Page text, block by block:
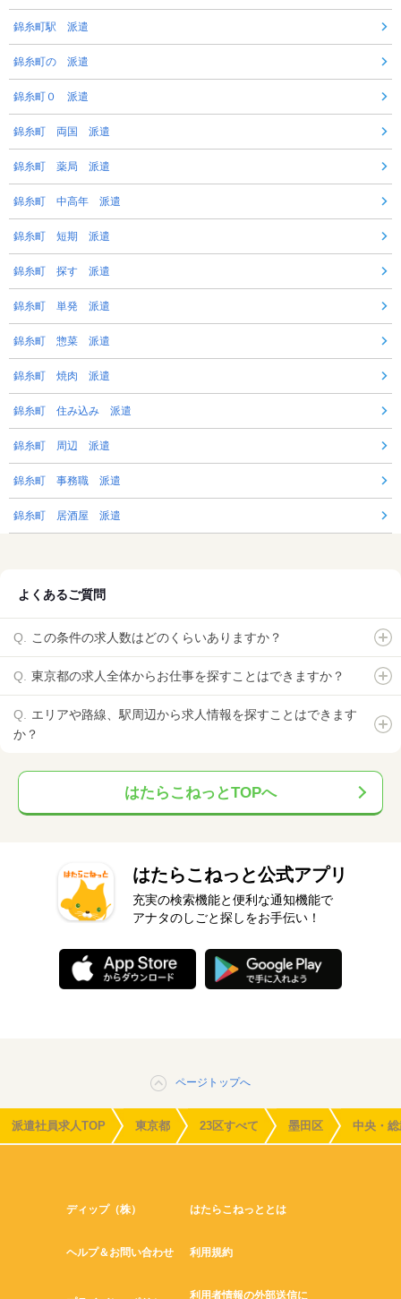
錦糸町駅 派遣
錦糸町の 派遣
錦糸町０ 派遣
錦糸町 両国 派遣
錦糸町 薬局 派遣
錦糸町 中高年 派遣
錦糸町 短期 派遣
錦糸町 探す 派遣
錦糸町 単発 派遣
錦糸町 惣菜 派遣
錦糸町 焼肉 派遣
錦糸町 住み込み 派遣
錦糸町 周辺 派遣
錦糸町 事務職 派遣
錦糸町 居酒屋 派遣
よくあるご質問
この条件の求人数はどのくらいありますか？
東京都の求人全体からお仕事を探すことはできますか？
エリアや路線、駅周辺から求人情報を探すことはできます
か？
はたらこねっとTOPへ
はたらこねっと公式アプリ
充実の検索機能と便利な通知機能で
アナタのしごと探しをお手伝い！
ページトップへ
派遣社員求人TOP 東京都 23区すべて 墨田区 中央・
ディップ（株） はたらこねっととは
ヘルプ＆お問い合わせ 利用規約
利用者情報の外部送信に